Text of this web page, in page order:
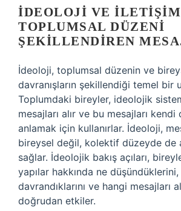
İDEOLOJI VE
TOPLUMSAL DÜZENI
ŞEKILLENDIREN
İdeoloji, toplumsal düzenin ve
davranışların şekillendiği temel bir
Toplumdaki bireyler, ideolojik
mesajları alır ve bu mesajları kendi
anlamak için kullanırlar. İdeoloji,
bireysel değil, kolektif düzeyde de
sağlar. İdeolojik bakış açıları,
yapılar hakkında ne düşündüklerini,
davrandıklarını ve hangi mesajları
doğrudan etkiler.